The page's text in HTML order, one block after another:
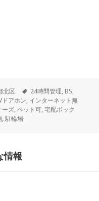
北区
タ
グ
24時間管理, BS,
ドアホン, インターネット無
ーズ,ペット可,宅配ボック
,駐輪場
情報